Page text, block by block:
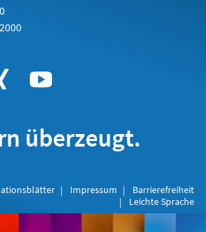
überzeugt.
Impressum
Barrierefreiheit
Leichte Sprache